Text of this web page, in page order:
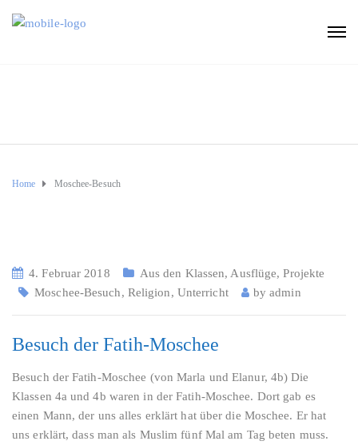
Home Moschee-Besuch
4. Februar 2018 Aus den Klassen, Ausflüge,Projekte
Moschee-Besuch, Religion, Unterricht byadmin
Besuch der Fatih-Moschee
Besuch der Fatih-Moschee (von Marla und Elanur, 4b) Die
Klassen 4a und 4b waren in der Fatih-Moschee. Dort gab es
einen Mann, der uns alles erklärt hat über die Moschee. Er hat
uns erklärt, dass man als Muslim fünf Mal am Tag beten muss.